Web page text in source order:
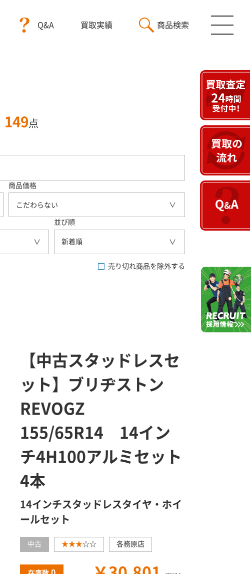
Q&A 買取実績 商品検索
149 点
商品価格
こだわらない
並び順
新着順
売り切れ商品を除外する
【中古スタッドレスセ
ット】ブリヂストン
REVOGZ
155/65R14 14イン
チ4H100アルミセット
4本
14インチスタッドレスタイヤ・ホイ
ールセット
中古 ★★★☆☆ 各務原店
0